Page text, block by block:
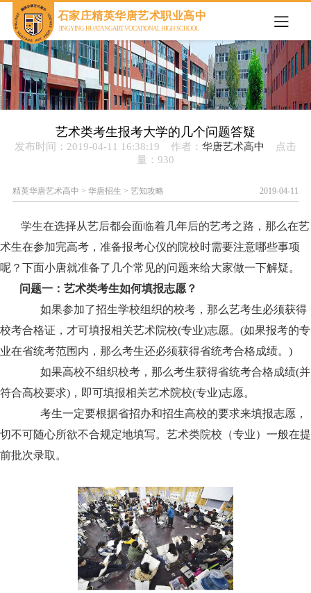
欢迎来到石家庄精英华唐艺术职业高中官网
石家庄精英华唐艺术职业高中
JINGYING HUATANG ART VOCATIONAL HIGH SCHOOL
艺术类考生报考大学的几个问题答疑
发布时间：2019-04-11 16:38:19 作者： 华唐艺术高中
点击
量： 930
2019-04-11
精英华唐艺术高中 > 华唐招生 > 艺知攻略
学生在选择从艺后都会面临着几年后的艺考之路，那么在艺
术生在参加完高考，准备报考心仪的院校时需要注意哪些事项
呢？下面小唐就准备了几个常见的问题来给大家做一下解疑。
问题一：艺术类考生如何填报志愿？
如果参加了招生学校组织的校考，那么艺考生必须获得
校考合格证，才可填报相关艺术院校(专业)志愿。(如果报考的专
业在省统考范围内，那么考生还必须获得省统考合格成绩。)
如果高校不组织校考，那么考生获得省统考合格成绩(并
符合高校要求)，即可填报相关艺术院校(专业)志愿。
考生一定要根据省招办和招生高校的要求来填报志愿，
切不可随心所欲不合规定地填写。艺术类院校（专业）一般在提
前批次录取。